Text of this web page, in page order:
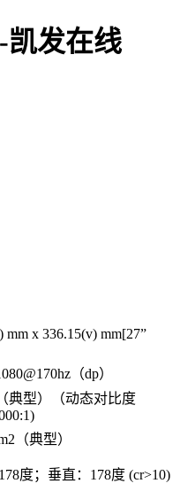
凯发在线
mm x 336.15(v) mm[27”
（dp）
典型）（动态对比度
（典型）
度；垂直：178度 (cr>10)